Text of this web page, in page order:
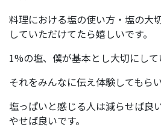
料理における塩の使い方・塩の大
していただけてたら嬉しいです。
1%の塩、僕が基本とし大切にして
それをみんなに伝え体験してもら
塩っぱいと感じる人は減らせば良
やせば良いです。